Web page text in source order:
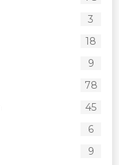
3
18
9
78
45
6
9